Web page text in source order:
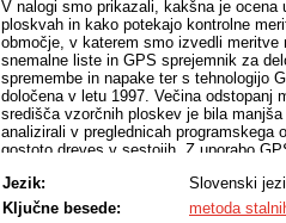
V nalogi smo prikazali, kakšna je ocena
ploskvah in kako potekajo kontrolne
območje, v katerem smo izvedli
snemalne liste in GPS sprejemnik za
spremembe in napake ter s tehnologijo
določena v letu 1997. Večina odstopanj
središča vzorčnih ploskev je bila
analizirali v preglednicah
gostoto dreves v sestojih. Z uporabo
premerih. Čas za meritve na vzorčni
Jezik:
Slovenski
Ključne besede:
metoda